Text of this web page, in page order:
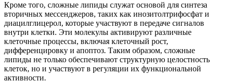
Кроме того, сложные липиды служат основой для синтеза
вторичных мессенджеров, таких как инозитолтрифосфат и
диацилглицерол, которые участвуют в передаче сигналов
внутри клетки. Эти молекулы активируют различные
клеточные процессы, включая клеточный рост,
дифференцировку и апоптоз. Таким образом, сложные
липиды не только обеспечивают структурную целостность
клеток, но и участвуют в регуляции их функциональной
активности.